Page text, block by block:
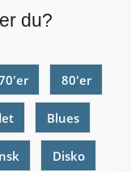
du?
80'er
Blues
Disko